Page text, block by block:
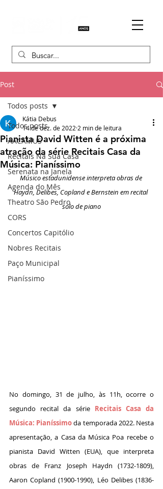
Post
Todos posts
AACAMUS
Recitais Na Sua Casa
Serenata na Janela
Agenda do Mês
Theatro São Pedro
CORS
Concertos Capitólio
Nobres Recitais
Paço Municipal
Pianíssimo
Todos posts
Pianista David Witten é a próxima
atração da série Recitais Casa da
Música: Pianíssimo
Kátia Debus
14 de dez. de 2022 2 min de leitura
Músico estadunidense interpreta obras de
Haydn, Delibes, Copland e Bernstein em recital
solo de piano
No domingo, 31 de julho, às 11h, ocorre o
segundo recital da série Recitais Casa da
Música: Pianíssimo da temporada 2022. Nesta
apresentação, a Casa da Música Poa recebe o
pianista David Witten (EUA), que interpreta
obras de Franz Joseph Haydn (1732-1809),
Aaron Copland (1900-1990), Léo Delibes (1836-